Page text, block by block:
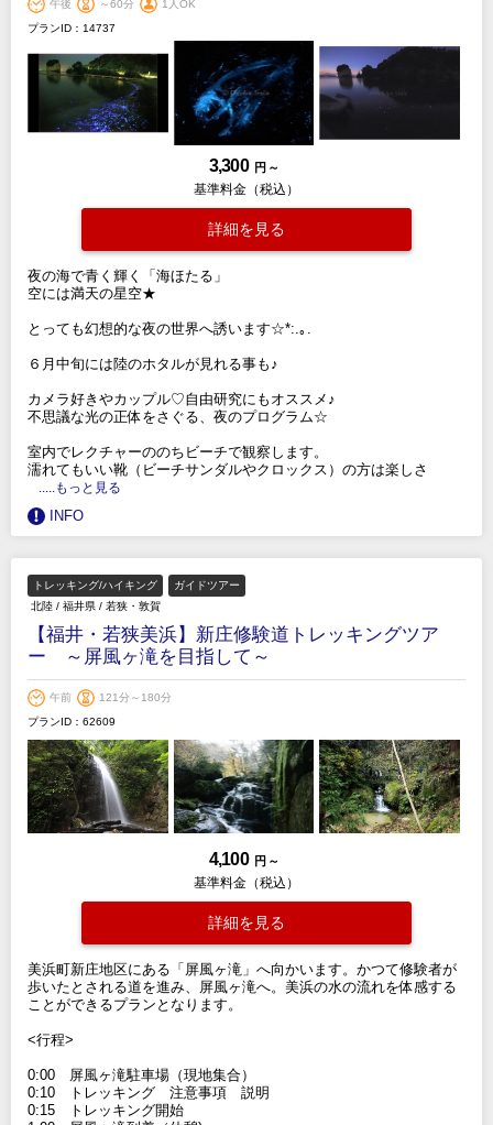
午後 ～60分
1人OK
プランID：14737
3,300 円 ～
基準料金（税込）
詳細を見る
夜の海で青く輝く「海ほたる」
空には満天の星空★
とっても幻想的な夜の世界へ誘います☆*:.｡.
６月中旬には陸のホタルが見れる事も♪
カメラ好きやカップル♡自由研究にもオススメ♪
不思議な光の正体をさぐる、夜のプログラム☆
室内でレクチャーののちビーチで観察します。
濡れてもいい靴（ビーチサンダルやクロックス）の方は楽しさ
.....もっと見る
INFO
トレッキング/ハイキング
ガイドツアー
北陸 / 福井県 / 若狭・敦賀
【福井・若狭美浜】新庄修験道トレッキングツア
ー ～屏風ヶ滝を目指して～
午前
121分～180分
プランID：62609
4,100 円 ～
基準料金（税込）
詳細を見る
美浜町新庄地区にある「屏風ヶ滝」へ向かいます。かつて修験者が
歩いたとされる道を進み、屏風ヶ滝へ。美浜の水の流れを体感する
ことができるプランとなります。
<行程>
0:00 屏風ヶ滝駐車場（現地集合）
0:10 トレッキング 注意事項 説明
0:15 トレッキング開始